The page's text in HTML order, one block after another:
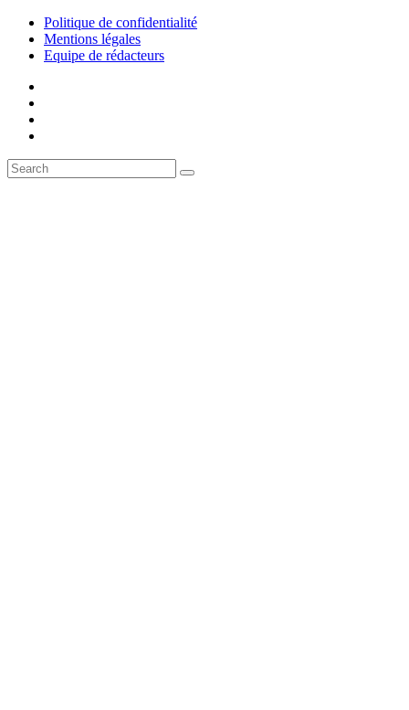
Politique de confidentialité
Mentions légales
Equipe de rédacteurs